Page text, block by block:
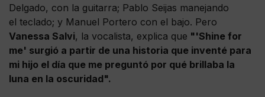
Delgado, con la guitarra; Pablo Seijas manejando
el teclado; y Manuel Portero con el bajo. Pero
Vanessa Salvi, la vocalista, explica que "'Shine for
me' surgió a partir de una historia que inventé para
mi hijo el día que me preguntó por qué brillaba la
luna en la oscuridad".